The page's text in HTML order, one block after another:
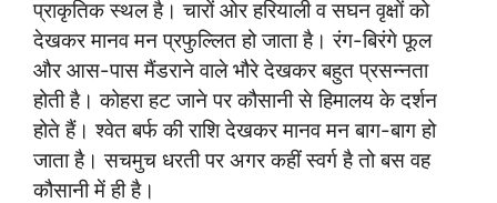
प्राकृतिक स्थल है। चारों ओर हरियाली व सघन वृक्षों को
देखकर मानव मन प्रफुल्लित हो जाता है। रंग-बिरंगे फूल
और आस-पास मैंडराने वाले भौरे देखकर बहुत प्रसन्नता
होती है। कोहरा हट जाने पर कौसानी से हिमालय के दर्शन
होते हैं। श्वेत बर्फ की राशि देखकर मानव मन बाग-बाग हो
जाता है। सचमुच धरती पर अगर कहीं स्वर्ग है तो बस वह
कौसानी में ही है।